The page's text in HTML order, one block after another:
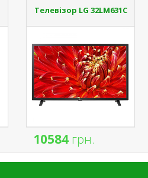
Телевізор LG 32LM631C
10584 грн.